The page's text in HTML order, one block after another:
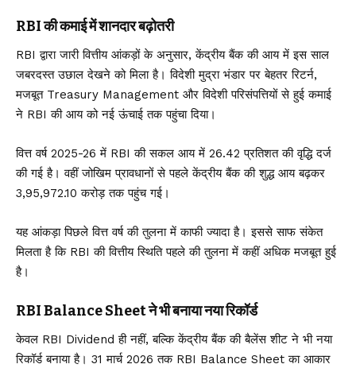
RBI की कमाई में शानदार बढ़ोतरी
RBI द्वारा जारी वित्तीय आंकड़ों के अनुसार, केंद्रीय बैंक की आय में इस साल
जबरदस्त उछाल देखने को मिला है। विदेशी मुद्रा भंडार पर बेहतर रिटर्न,
मजबूत Treasury Management और विदेशी परिसंपत्तियों से हुई कमाई
ने RBI की आय को नई ऊंचाई तक पहुंचा दिया।
वित्त वर्ष 2025-26 में RBI की सकल आय में 26.42 प्रतिशत की वृद्धि दर्ज
की गई है। वहीं जोखिम प्रावधानों से पहले केंद्रीय बैंक की शुद्ध आय बढ़कर
₹3,95,972.10 करोड़ तक पहुंच गई।
यह आंकड़ा पिछले वित्त वर्ष की तुलना में काफी ज्यादा है। इससे साफ संकेत
मिलता है कि RBI की वित्तीय स्थिति पहले की तुलना में कहीं अधिक मजबूत हुई
है।
RBI Balance Sheet ने भी बनाया नया रिकॉर्ड
केवल RBI Dividend ही नहीं, बल्कि केंद्रीय बैंक की बैलेंस शीट ने भी नया
रिकॉर्ड बनाया है। 31 मार्च 2026 तक RBI Balance Sheet का आकार